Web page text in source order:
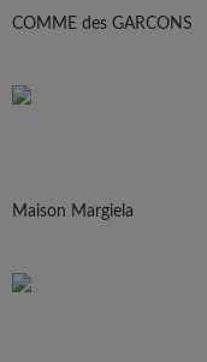
COMME des GARCONS
Maison Margiela